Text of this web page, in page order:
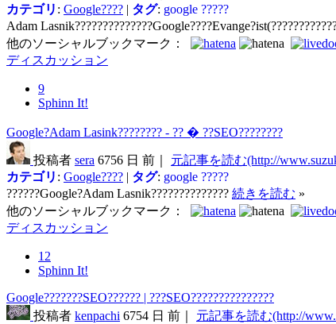
カテゴリ : Google???? | タグ: google ?????
Adam
他のソーシャルブックマーク：
ディスカッション
9
Sphinn It!
Google?Adam Lasink???????? - ?? � ??SEO????????
投稿者 sera 6756 日 前｜
元記事を読む(http://
カテゴリ : Google???? | タグ: google ?????
??????Google?Adam Lasnik?????????????? 続きを読む »
他のソーシャルブックマーク：
ディスカッション
12
Sphinn It!
Google???????SEO?????? | ???SEO???????????????
投稿者 kenpachi 6754 日 前｜
元記事を読む(http://